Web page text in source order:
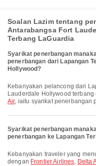
Soalan Lazim tentang
Antarabangsa Fort
Terbang LaGuardia
Syarikat penerbangan
penerbangan dari Lapangan
Hollywood?
Kebanyakan pelancong dari Lapangan Terbang Antarabangsa Fort
Lauderdale Hollywood terbang
Air, iaitu syarikat penerbangan
Syarikat penerbangan
penerbangan ke Lapangan
Kebanyakan traveler yang menuju Lapangan Terbang LaGuardia terbang
dengan Frontier Airlines, Delta